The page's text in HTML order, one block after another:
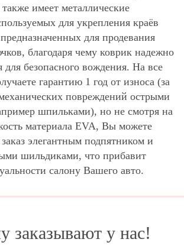
имеет металлические
для укрепления краёв
для продевания
благодаря чему коврик надежно
безопасного вождения. На все
гарантию 1 год от износа (за
повреждений острыми
шпильками), но не смотря на
материала EVA, Вы можете
элегантным подпятником и
шильдиками, что прибавит
салону Вашего авто.
заказывают у нас!